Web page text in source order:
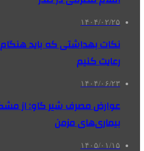
۱۴۰۴/۰۲/۲۵
نکات بهداشتی که باید
رعایت کنیم
۱۴۰۴/۰۶/۲۳
عوارض مصرف شیر گاو: از
بیماری‌های مزمن
۱۴۰۵/۰۱/۱۵